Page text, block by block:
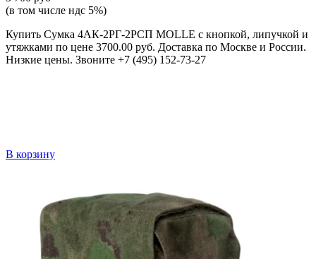
(в том числе ндс 5%)
Купить Сумка 4АК-2РГ-2РСП MOLLE с кнопкой, липучкой и
утяжками по цене 3700.00 руб. Доставка по Москве и России.
Низкие цены. Звоните +7 (495) 152-73-27
В корзину